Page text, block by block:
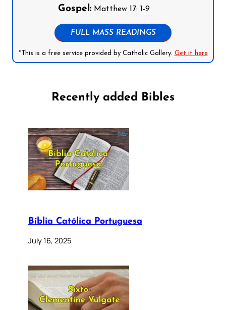
Gospel:Matthew 17: 1-9
FULL MASS READINGS
*This is a free service provided by Catholic Gallery. Get it here
Recently added Bibles
Bíblia Católica Portuguesa
July 16, 2025